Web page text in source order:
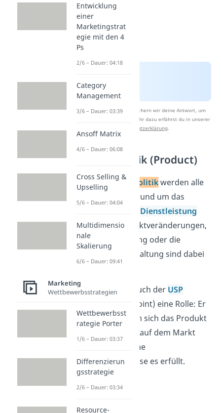
Nach Beantwortung speichern wir deine Antwort, um
Studyflix zu verbessern. Mehr dazu erfährst du in unserer
Datenschutzerklärung.
Produktpolitik (Product)
Bei derProduktpolitikwerden alle
Entscheidungen rund um das
Dienstleistung
getroffen. Produktveränderungen,
die Namensgebung oder die
Verpackungsgestaltung sind dabei
Natürlich spielt auch der USP
(Unique Selling Point) eine Rolle: Er
legt fest, wodurch sich das Produkt
von den anderen auf dem Markt
abhebt und welche
Kundenbedürfnisse es erfüllt.
Entwicklung
einer
Marketingstrat
egie mit den 4
Ps
2/6 – Dauer: 04:18
Category
Management
3/6 – Dauer: 03:39
Ansoff Matrix
4/6 – Dauer: 06:08
Cross Selling &
Upselling
5/6 – Dauer: 04:04
Multidimensio
nale
Skalierung
6/6 – Dauer: 09:41
Marketing
Wettbewerbsstrategien
Wettbewerbsst
rategie Porter
1/6 – Dauer: 03:37
Differenzierun
gsstrategie
2/6 – Dauer: 03:34
Resource-